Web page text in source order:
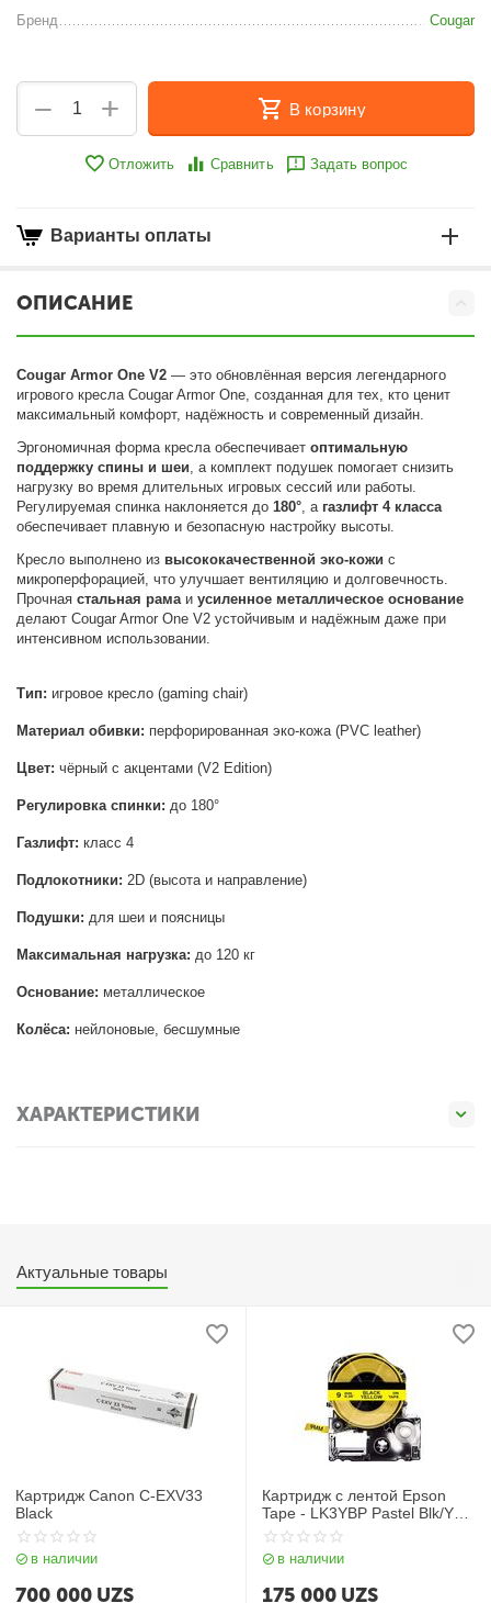
Бренд Cougar
+
− В корзину
Отложить Сравнить Задать вопрос
Варианты оплаты
ОПИСАНИЕ
Cougar Armor One V2 — это обновлённая версия легендарного
игрового кресла Cougar Armor One, созданная для тех, кто ценит
максимальный комфорт, надёжность и современный дизайн.
Эргономичная форма кресла обеспечиваетоптимальную
поддержку спины и шеи, а комплект подушек помогает снизить
нагрузку во время длительных игровых сессий или работы.
Регулируемая спинка наклоняется до180°, а газлифт 4 класса
обеспечивает плавную и безопасную настройку высоты.
Кресло выполнено из высококачественной эко-кожи с
микроперфорацией, что улучшает вентиляцию и долговечность.
Прочнаястальная рамаиусиленное металлическое основание
делают Cougar Armor One V2 устойчивым и надёжным даже при
интенсивном использовании.
Тип: игровое кресло (gaming chair)
Материал обивки: перфорированная эко-кожа (PVC leather)
Цвет: чёрный с акцентами (V2 Edition)
Регулировка спинки: до 180°
Газлифт: класс 4
Подлокотники: 2D (высота и направление)
Подушки: для шеи и поясницы
Максимальная нагрузка: до 120 кг
Основание: металлическое
Колёса: нейлоновые, бесшумные
ХАРАКТЕРИСТИКИ
Актуальные товары
Картридж Canon C-EXV33
Black
в наличии
700 000 UZS
Картридж с лентой Epson
Tape - LK3YBP Pastel Blk/Yell
9/9 лента 9mm / 9m для
LW400 / LW700
в наличии
175 000 UZS